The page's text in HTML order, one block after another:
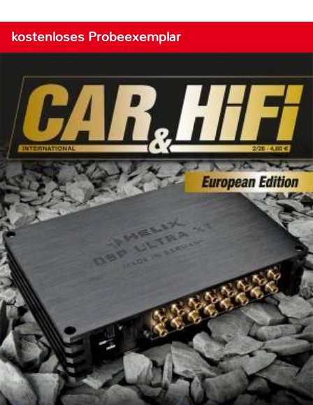
kostenloses Probeexemplar